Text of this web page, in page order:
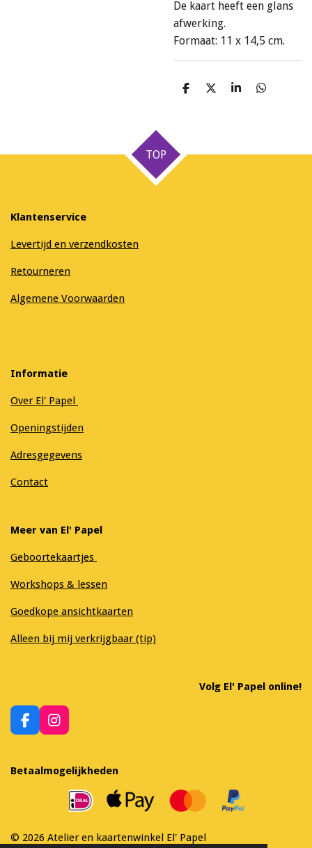
De kaart heeft een glans
afwerking.
Formaat: 11 x 14,5 cm.
D
D
S
D
TOP
Klantenservice
Levertijd en verzendkosten
Retourneren
Algemene Voorwaarden
Informatie
Over El' Papel
Openingstijden
Adresgegevens
Contact
Meer van El' Papel
Geboortekaartjes
Workshops & lessen
Goedkope ansichtkaarten
Alleen bij mij verkrijgbaar (tip)
Volg El' Papel online!
F
a
e
b
I
n
a
m
Betaalmogelijkheden
© 2026 Atelier en kaartenwinkel El' Papel